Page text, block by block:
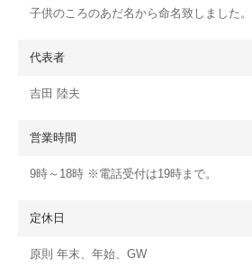
子供のころのあだ名から命名致しました。
代表者
吉田 陸夫
営業時間
9時～18時 ※電話受付は19時まで。
定休日
原則 年末、年始、GW